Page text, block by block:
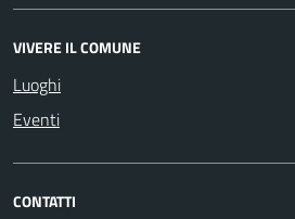
VIVERE IL COMUNE
Luoghi
Eventi
CONTATTI